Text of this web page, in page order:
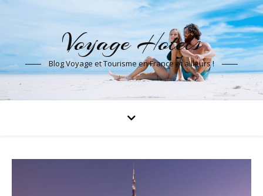
Voyage Hotels
Blog Voyage et Tourisme en France et ailleurs !